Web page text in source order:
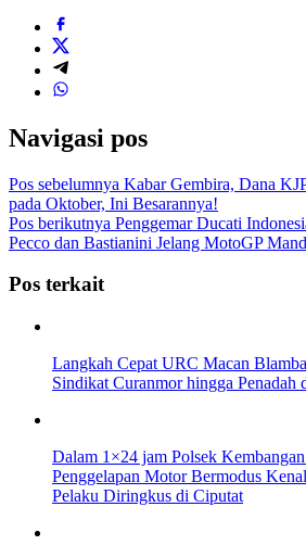
Navigasi pos
Pos sebelumnya Kabar Gembira, Dana
pada Oktober, Ini Besarannya!
Pos berikutnya Penggemar Ducati
Pecco dan Bastianini Jelang MotoGP
Pos terkait
Langkah Cepat URC Macan
Sindikat Curanmor hingga Penadah
Dalam 1×24 jam Polsek
Penggelapan Motor Bermodus
Pelaku Diringkus di Ciputat